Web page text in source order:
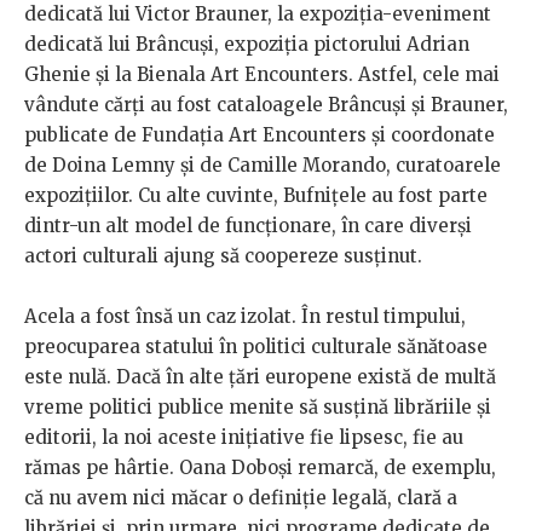
dedicată lui Victor Brauner, la expoziția-eveniment
dedicată lui Brâncuși, expoziția pictorului Adrian
Ghenie și la Bienala Art Encounters. Astfel, cele mai
vândute cărți au fost cataloagele Brâncuși și Brauner,
publicate de Fundația Art Encounters și coordonate
de Doina Lemny și de Camille Morando, curatoarele
expozițiilor. Cu alte cuvinte, Bufnițele au fost parte
dintr-un alt model de funcționare, în care diverși
actori culturali ajung să coopereze susținut.
Acela a fost însă un caz izolat. În restul timpului,
preocuparea statului în politici culturale sănătoase
este nulă. Dacă în alte țări europene există de multă
vreme politici publice menite să susțină librăriile și
editorii, la noi aceste inițiative fie lipsesc, fie au
rămas pe hârtie. Oana Doboși remarcă, de exemplu,
că nu avem nici măcar o definiție legală, clară a